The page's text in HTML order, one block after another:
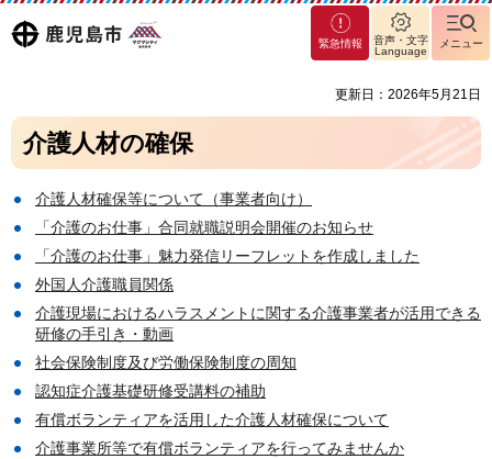
鹿児島
マグ
マシ
緊急情報
音声・文字
Language
メニュー
更新日：2026年5月21日
介護人材の確保
介護人材確保等について（事業者向け）
「介護のお仕事」合同就職説明会開催のお知らせ
「介護のお仕事」魅力発信リーフレットを作成しました
外国人介護職員関係
介護現場におけるハラスメントに関する介護事業者が活用できる
研修の手引き・動画
社会保険制度及び労働保険制度の周知
認知症介護基礎研修受講料の補助
有償ボランティアを活用した介護人材確保について
介護事業所等で有償ボランティアを行ってみませんか